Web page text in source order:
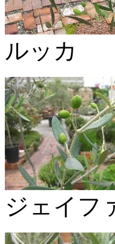
ルッカ
ジェイフ